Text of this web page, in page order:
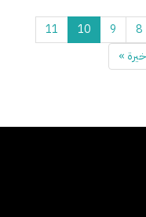
8
9
10
11
»